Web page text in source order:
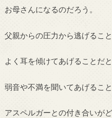
お母さんになるのだろう。
父親からの圧力から逃げるこ
よく耳を傾けてあげることだと
弱音や不満を聞いてあげるこ
アスペルガーとの付き合いが